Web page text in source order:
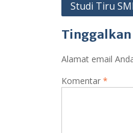
Navigasi
Studi Tiru
Tinggalkan
Alamat email
Komentar *